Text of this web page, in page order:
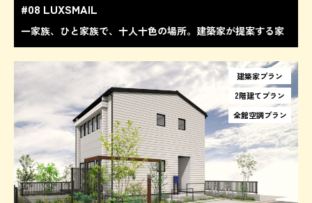
#08 LUXSMAIL
一家族、ひと家族で、十人十色の場所。建築家が提案する家
建築家プラン
2階建てプラン
全館空調プラン